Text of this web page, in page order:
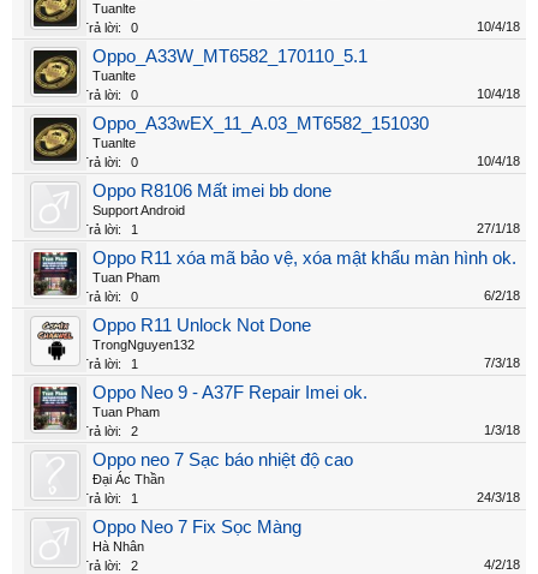
Tuanlte
Trả lời:
0 10/4/18
Oppo_A33W_MT6582_170110_5.1
Tuanlte
Trả lời:
0 10/4/18
Oppo_A33wEX_11_A.03_MT6582_151030
Tuanlte
Trả lời:
0 10/4/18
Oppo R8106 Mất imei bb done
Support Android
Trả lời:
1 27/1/18
Oppo R11 xóa mã bảo vệ, xóa mật khẩu màn hình ok.
Tuan Pham
Trả lời:
0 6/2/18
Oppo R11 Unlock Not Done
TrongNguyen132
Trả lời:
1 7/3/18
Oppo Neo 9 - A37F Repair Imei ok.
Tuan Pham
Trả lời:
2 1/3/18
Oppo neo 7 Sạc báo nhiệt độ cao
Đại Ác Thần
Trả lời:
1 24/3/18
Oppo Neo 7 Fix Sọc Màng
Hà Nhân
Trả lời:
2 4/2/18